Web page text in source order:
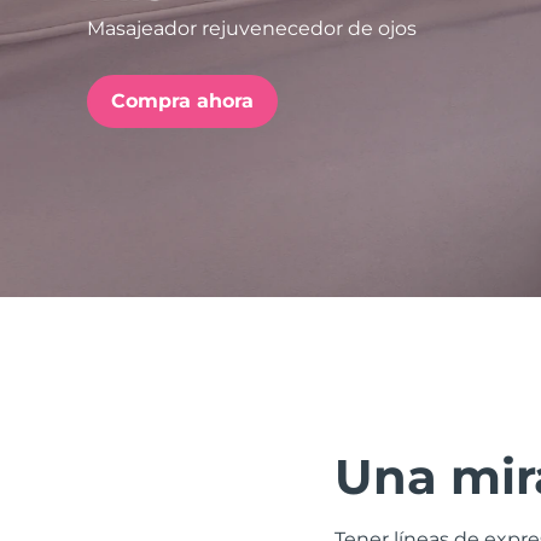
Masajeador rejuvenecedor de ojos
Compra ahora
Una
issa™ Teeth Whitening Set
POPULAR